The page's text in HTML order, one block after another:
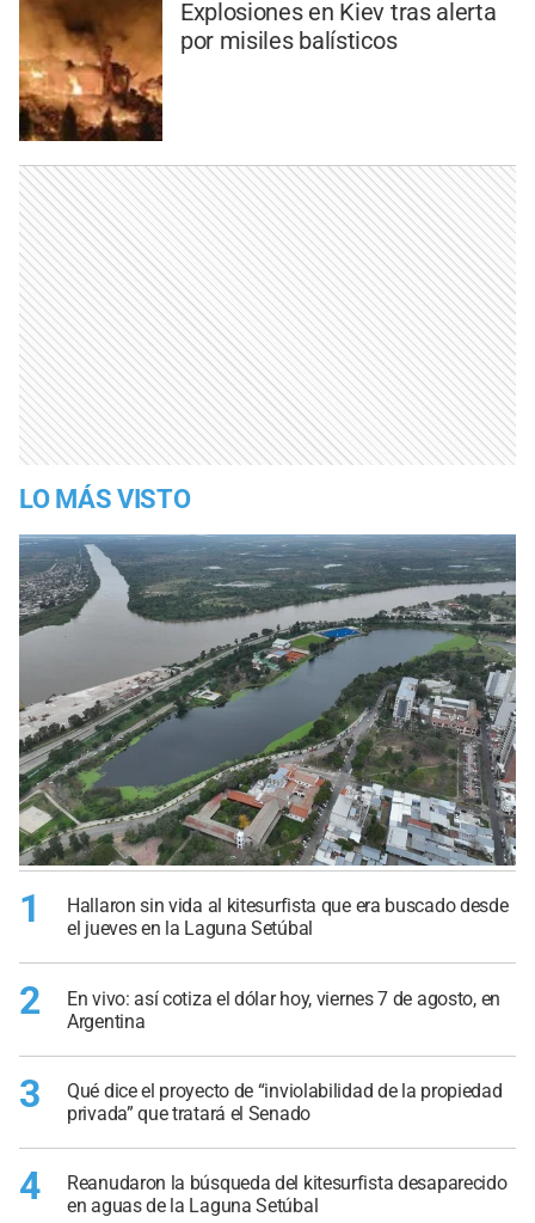
Explosiones en Kiev tras alerta
por misiles balísticos
LO MÁS VISTO
1
Hallaron sin vida al kitesurfista que era buscado desde
el jueves en la Laguna Setúbal
2
En vivo: así cotiza el dólar hoy, viernes 7 de agosto, en
Argentina
3
Qué dice el proyecto de “inviolabilidad de la propiedad
privada” que tratará el Senado
4
Reanudaron la búsqueda del kitesurfista desaparecido
en aguas de la Laguna Setúbal